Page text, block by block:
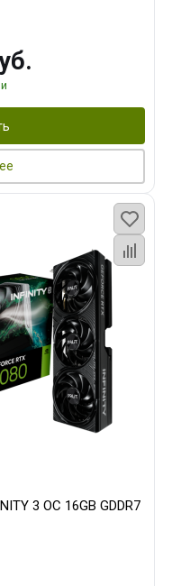
3 OC 16GB GDDR7